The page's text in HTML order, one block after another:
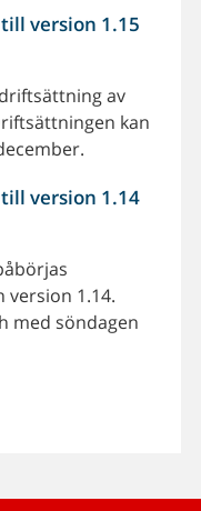
version 1.15
av
kan
version 1.14
1.14.
med söndagen